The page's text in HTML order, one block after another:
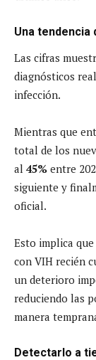
Una tendencia
Las cifras
diagnósticos
infección.
Mientras que
total de los
al 45% entre
siguiente y
oficial.
Esto implica
con VIH recién
un deterioro
reduciendo las
manera
Detectarlo a